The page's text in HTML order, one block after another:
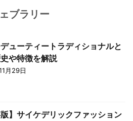
ブラリー
ューティートラディショナルと
や特徴を解説
月29日
版】サイケデリックファッション